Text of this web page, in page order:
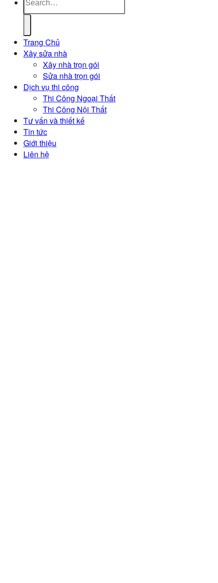
Trang Chủ
Xây sửa nhà
Xây nhà trọn gói
Sửa nhà trọn gói
Dịch vụ thi công
Thi Công Ngoại Thất
Thi Công Nội Thất
Tư vấn và thiết kế
Tin tức
Giới thiệu
Liên hệ